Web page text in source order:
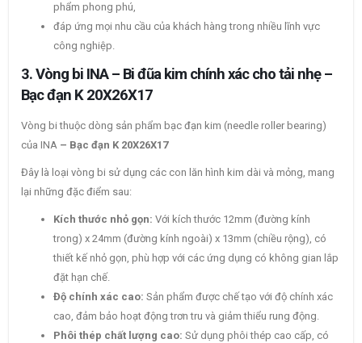
phẩm phong phú,
đáp ứng mọi nhu cầu của khách hàng trong nhiều lĩnh vực
công nghiệp.
3. Vòng bi INA – Bi đũa kim chính xác cho tải nhẹ –
Bạc đạn K 20X26X17
Vòng bi thuộc dòng sản phẩm bạc đạn kim (needle roller bearing)
của INA – Bạc đạn K 20X26X17
Đây là loại vòng bi sử dụng các con lăn hình kim dài và mỏng, mang
lại những đặc điểm sau:
Kích thước nhỏ gọn: Với kích thước 12mm (đường kính
trong) x 24mm (đường kính ngoài) x 13mm (chiều rộng), có
thiết kế nhỏ gọn, phù hợp với các ứng dụng có không gian lắp
đặt hạn chế.
Độ chính xác cao: Sản phẩm được chế tạo với độ chính xác
cao, đảm bảo hoạt động trơn tru và giảm thiểu rung động.
Phôi thép chất lượng cao: Sử dụng phôi thép cao cấp, có